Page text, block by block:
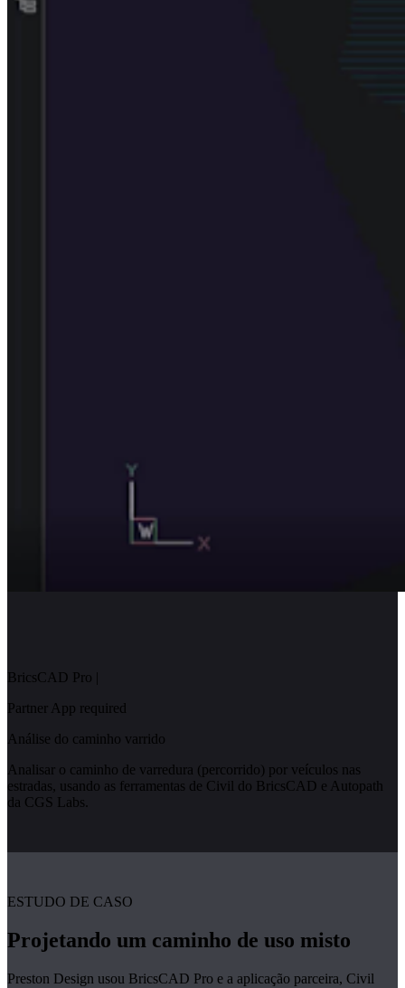
BricsCAD Pro |
Partner App required
Análise do caminho varrido
Analisar o caminho de varredura (percorrido) por veículos nas
estradas, usando as ferramentas de Civil do BricsCAD e Autopath
da CGS Labs.
ESTUDO DE CASO
Projetando um caminho de uso misto
Preston Design usou BricsCAD Pro e a aplicação parceira, Civil